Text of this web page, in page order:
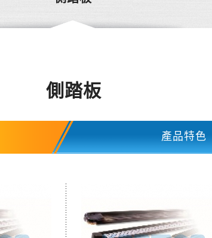
側踏板
產品特色